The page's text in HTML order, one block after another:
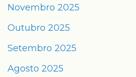
Novembro 2025
Outubro 2025
Setembro 2025
Agosto 2025